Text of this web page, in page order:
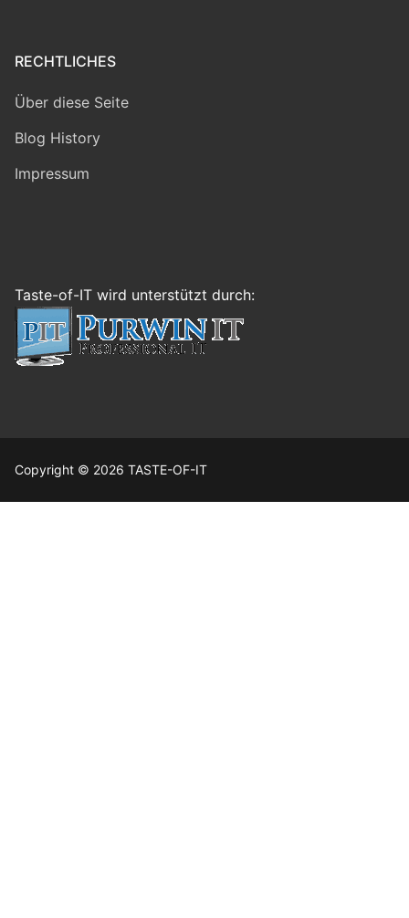
RECHTLICHES
Über diese Seite
Blog History
Impressum
Taste-of-IT wird unterstützt durch:
Copyright © 2026 TASTE-OF-IT